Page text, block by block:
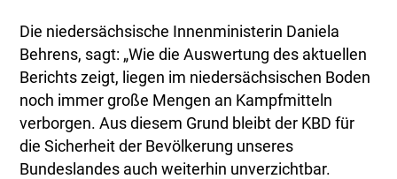
Die niedersächsische Innenministerin Daniela
Behrens, sagt: „Wie die Auswertung des aktuellen
Berichts zeigt, liegen im niedersächsischen Boden
noch immer große Mengen an Kampfmitteln
verborgen. Aus diesem Grund bleibt der KBD für
die Sicherheit der Bevölkerung unseres
Bundeslandes auch weiterhin unverzichtbar.